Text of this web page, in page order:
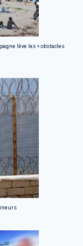
lève les « obstacles